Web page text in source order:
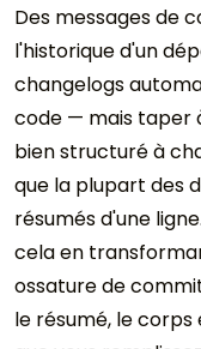
Des messages de
l'historique d'un
changelogs
code — mais taper
bien structuré à
que la plupart des
résumés d'une
cela en
ossature de
le résumé, le corps